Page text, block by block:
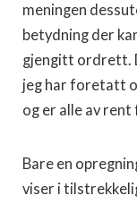
meningen
betydning der
gjengitt ordrett.
jeg har foretatt
og er alle av
Bare en
viser i